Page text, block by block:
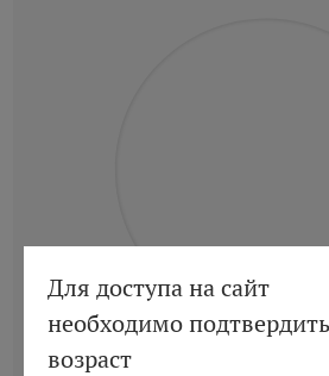
Casa Vinicola Sartori:
Для доступа на сайт
необходимо подтвердить
возраст
Вход